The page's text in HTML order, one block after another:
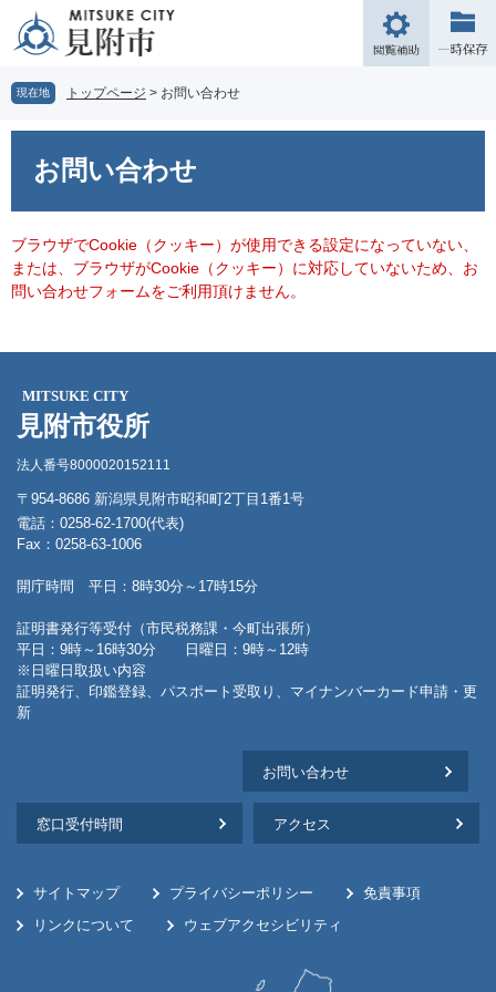
の
先
頭
ー
を
飛
文
へ
閲
覧
現在地 トップページ > お問い合わせ
お問い合わせ
ブラウザでCookie（クッキー）が使用できる設定になっていない、
または、ブラウザがCookie（クッキー）に対応していないため、お
問い合わせフォームをご利用頂けません。
MITSUKE CITY
見附市役所
法人番号8000020152111
〒954-8686 新潟県見附市昭和町2丁目1番1号
電話：0258-62-1700(代表)
Fax：0258-63-1006
開庁時間 平日：8時30分～17時15分
証明書発行等受付（市民税務課・今町出張所）
平日：9時～16時30分 日曜日：9時～12時
※日曜日取扱い内容
証明発行、印鑑登録、パスポート受取り、マイナンバーカード申請・更
新
お問い合わせ
窓口受付時間 アクセス
サイトマップ プライバシーポリシー
免責事項
リンクについて
ウェブアクセシビリティ